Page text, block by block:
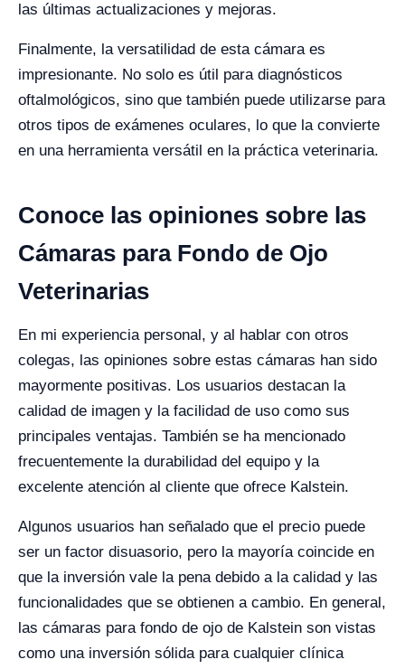
las últimas actualizaciones y mejoras.
Finalmente, la versatilidad de esta cámara es
impresionante. No solo es útil para diagnósticos
oftalmológicos, sino que también puede utilizarse para
otros tipos de exámenes oculares, lo que la convierte
en una herramienta versátil en la práctica veterinaria.
Conoce las opiniones sobre las
Cámaras para Fondo de Ojo
Veterinarias
En mi experiencia personal, y al hablar con otros
colegas, las opiniones sobre estas cámaras han sido
mayormente positivas. Los usuarios destacan la
calidad de imagen y la facilidad de uso como sus
principales ventajas. También se ha mencionado
frecuentemente la durabilidad del equipo y la
excelente atención al cliente que ofrece Kalstein.
Algunos usuarios han señalado que el precio puede
ser un factor disuasorio, pero la mayoría coincide en
que la inversión vale la pena debido a la calidad y las
funcionalidades que se obtienen a cambio. En general,
las cámaras para fondo de ojo de Kalstein son vistas
como una inversión sólida para cualquier clínica